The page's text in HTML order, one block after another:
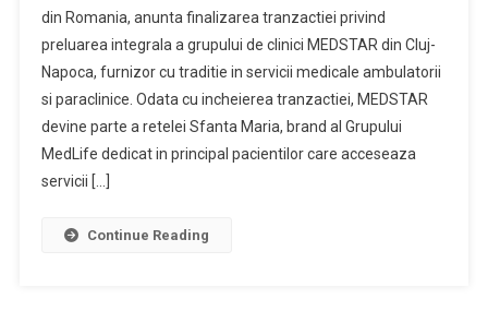
din Romania, anunta finalizarea tranzactiei privind
preluarea integrala a grupului de clinici MEDSTAR din Cluj-
Napoca, furnizor cu traditie in servicii medicale ambulatorii
si paraclinice. Odata cu incheierea tranzactiei, MEDSTAR
devine parte a retelei Sfanta Maria, brand al Grupului
MedLife dedicat in principal pacientilor care acceseaza
servicii […]
Continue Reading